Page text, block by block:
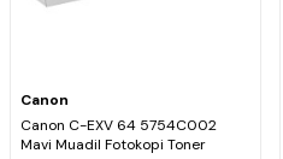
Canon
Canon C-EXV 64 5754C002
Mavi Muadil Fotokopi Toner